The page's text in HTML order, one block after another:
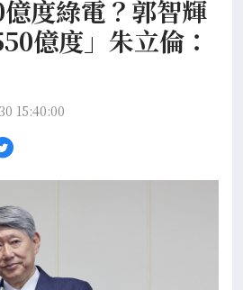
度綠電？郭智輝
億度」朱立倫：
15:40:00